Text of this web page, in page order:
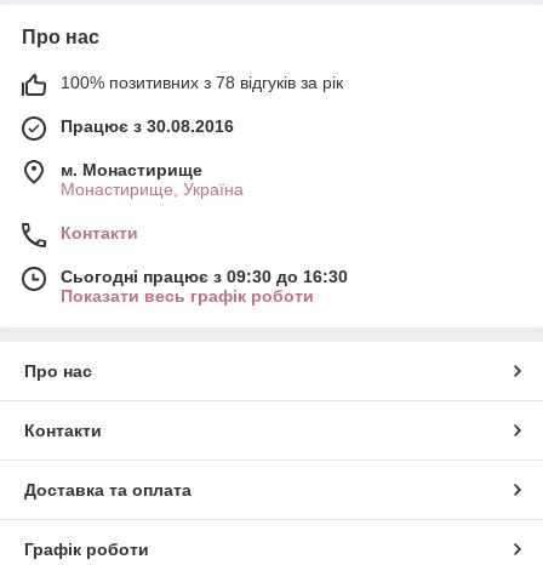
Про нас
100% позитивних з 78 відгуків за рік
Працює з 30.08.2016
м. Монастирище
Монастирище, Україна
Контакти
Сьогодні працює з 09:30 до 16:30
Показати весь графік роботи
Про нас
Контакти
Доставка та оплата
Графік роботи